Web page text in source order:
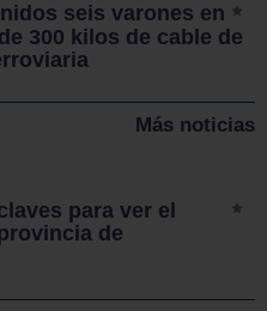
seis varones en
300 kilos de cable de
Más noticias
para ver el
de